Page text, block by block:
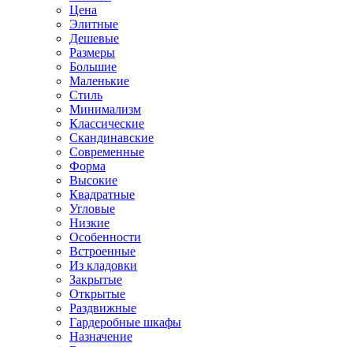
Цена
Элитные
Дешевые
Размеры
Большие
Маленькие
Стиль
Минимализм
Классические
Скандинавские
Современные
Форма
Высокие
Квадратные
Угловые
Низкие
Особенности
Встроенные
Из кладовки
Закрытые
Открытые
Раздвижные
Гардеробные шкафы
Назначение